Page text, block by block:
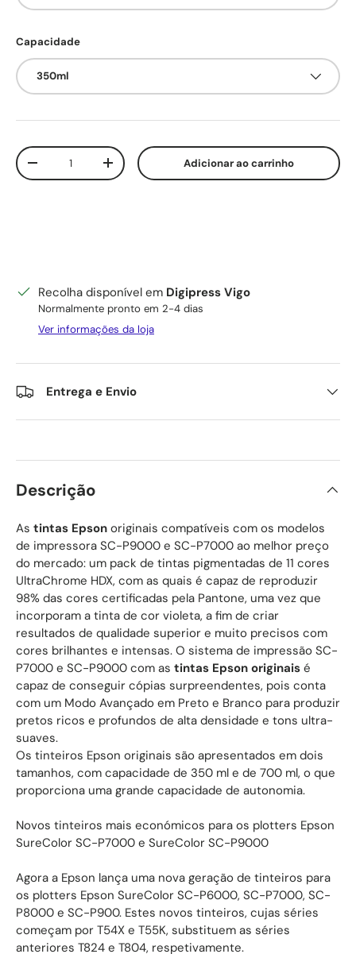
Capacidade
350ml
Qtd.
Diminuir quantidadeAumente a quantidadeAdicionar ao carrinho
Recolha disponível em Digipress Vigo
Normalmente pronto em 2-4 dias
Ver informações da loja
Entrega e Envio
Descrição
As tintas Epson originais compatíveis com os modelos
de impressora SC-P9000 e SC-P7000 ao melhor preço
do mercado: um pack de tintas pigmentadas de 11 cores
UltraChrome HDX, com as quais é capaz de reproduzir
98% das cores certificadas pela Pantone, uma vez que
incorporam a tinta de cor violeta, a fim de criar
resultados de qualidade superior e muito precisos com
cores brilhantes e intensas. O sistema de impressão SC-
P7000 e SC-P9000 com as tintas Epson originais é
capaz de conseguir cópias surpreendentes, pois conta
com um Modo Avançado em Preto e Branco para produzir
pretos ricos e profundos de alta densidade e tons ultra-
suaves.
Os tinteiros Epson originais são apresentados em dois
tamanhos, com capacidade de 350 ml e de 700 ml, o que
proporciona uma grande capacidade de autonomia.
Novos tinteiros mais económicos para os plotters Epson
SureColor SC-P7000 e SureColor SC-P9000
Agora a Epson lança uma nova geração de tinteiros para
os plotters Epson SureColor SC-P6000, SC-P7000, SC-
P8000 e SC-P900. Estes novos tinteiros, cujas séries
começam por T54X e T55K, substituem as séries
anteriores T824 e T804, respetivamente.